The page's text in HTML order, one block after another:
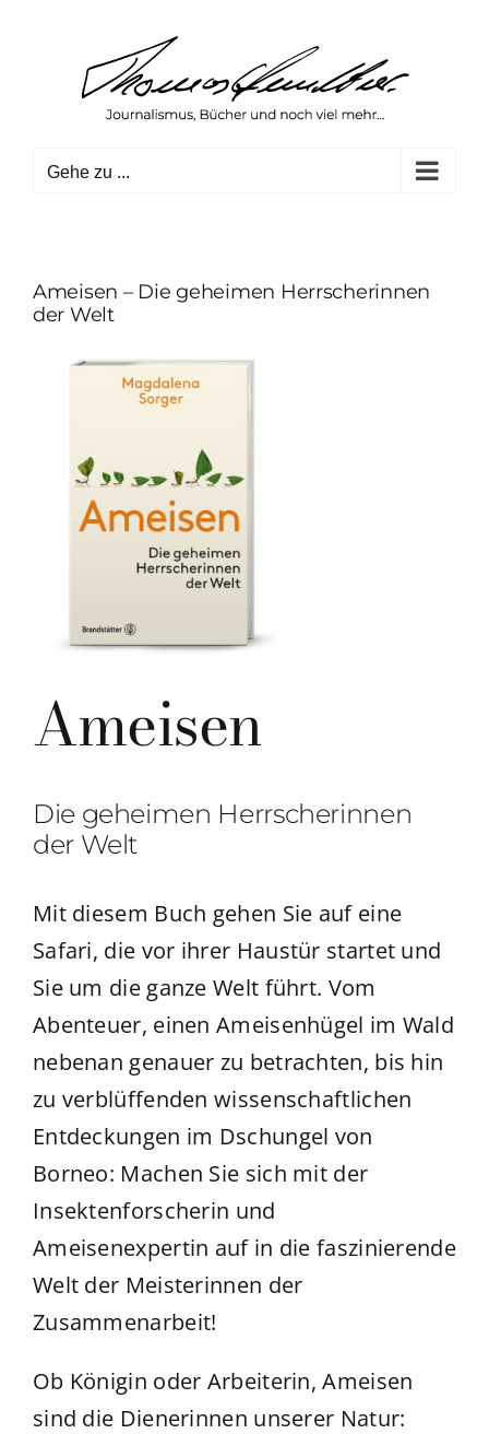
springen
Gehe zu ...
Ameisen – Die geheimen Herrscherinnen
der Welt
Ameisen
Die geheimen Herrscherinnen
der Welt
Mit diesem Buch gehen Sie auf eine
Safari, die vor ihrer Haustür startet und
Sie um die ganze Welt führt. Vom
Abenteuer, einenAmeisenhügel im Wald
nebenan genauer zu betrachten, bis hin
zu verblüffenden wissenschaftlichen
Entdeckungen im Dschungel von
Borneo: Machen Sie sich mit der
Insektenforscherin und
Ameisenexpertin auf in die faszinierende
Welt der Meisterinnen der
Zusammenarbeit!
Ob Königin oder Arbeiterin, Ameisen
sind die Dienerinnen unserer Natur: